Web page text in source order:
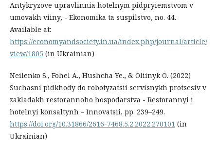
Antykryzove upravlinnia hotelnym pidpryiemstvom v
umovakh viiny, - Ekonomika ta suspilstvo, no. 44.
Available at:
https://economyandsociety.in.ua/index.php/journal/article/
view/1805 (in Ukrainian)
Neilenko S., Fohel A., Hushcha Ye., & Oliinyk O. (2022)
Suchasni pidkhody do robotyzatsii servisnykh protsesiv v
zakladakh restorannoho hospodarstva - Restorannyi i
hotelnyi konsaltynh – Innovatsii, pp. 239–249.
https://doi.org/10.31866/2616-7468.5.2.2022.270101 (in
Ukrainian)